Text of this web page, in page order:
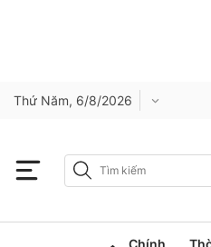
Thứ Năm, 6/8/2026
Chính